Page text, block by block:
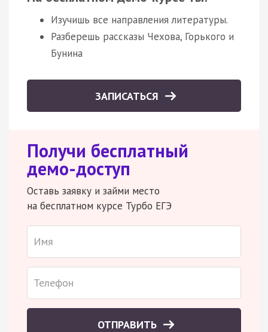
Изучишь все направления литературы.
Разберешь рассказы Чехова, Горького и
Бунина
ЗАПИСАТЬСЯ
Получи бесплатный
демо-доступ
Оставь заявку и займи место
на бесплатном курсе Турбо ЕГЭ
ОТПРАВИТЬ